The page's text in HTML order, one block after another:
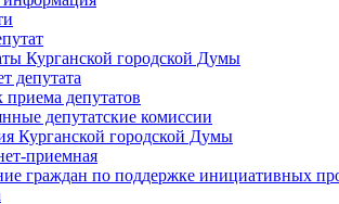
Курганской городской Думы
депутата
приема депутатов
депутатские комиссии
Курганской городской Думы
приемная
граждан по поддержке инициативных